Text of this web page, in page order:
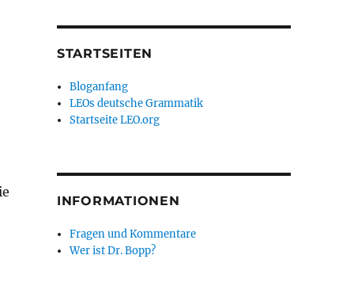
STARTSEITEN
Bloganfang
LEOs deutsche Grammatik
Startseite LEO.org
INFORMATIONEN
Fragen und Kommentare
Wer ist Dr. Bopp?